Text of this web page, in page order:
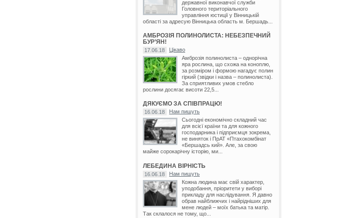
державної виконавчої служби
Головного територіального
управління юстиції у Вінницькій
області за адресую Вінницька область м. Бершадь...
АМБРОЗІЯ ПОЛИНОЛИСТА: НЕБЕЗПЕЧНИЙ
БУР’ЯН!
17.06.18
Цікаво
Амброзія полинолиста – однорічна
яра рослина, що схожа на коноплю,
за розміром і формою нагадує полин
гіркий (звідки і назва – полинолиста).
За сприятливих умов стебло
рослини досягає висоти 22,5...
ДЯКУЄМО ЗА СПІВПРАЦЮ!
16.06.18
Нам пишуть
Сьогодні економічно складний час
для всієї країни та для кожного
господарника і підприємця зокрема,
не виняток і ПрАТ «Птахокомбінат
«Бершадсь кий». Але, за свою
майже сорокарічну історію, ми...
ЛЕБЕДИНА ВІРНІСТЬ
16.06.18
Нам пишуть
Кожна людина має свій характер,
уподобання, пріоритети у виборі
прикладу для наслідування. Я давно
обрав найближчих і найрідніших для
мене людей – моїх батька та матір.
Так склалося не тому, що...